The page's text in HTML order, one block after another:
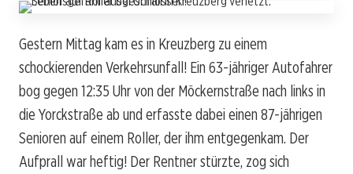
Gestern Mittag kam es in Kreuzberg zu einem
schockierenden Verkehrsunfall! Ein 63-jähriger Autofahrer
bog gegen 12:35 Uhr von der Möckernstraße nach links in
die Yorckstraße ab und erfasste dabei einen 87-jährigen
Senioren auf einem Roller, der ihm entgegenkam. Der
Aufprall war heftig! Der Rentner stürzte, zog sich